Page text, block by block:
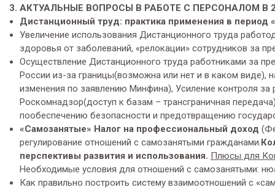
3. АКТУАЛЬНЫЕ ВОПРОСЫ В РАБОТЕ С ПЕРСОНАЛОМ В
Дистанционный труд: практика применения в период
Увеличение использования Дистанционного труда
здоровья от заболеваний, «релокации» сотрудников за
Осуществление Дистанционного труда работниками за
России из-за границы(возможна или нет и в каком
изменения по заявлению Минфина), Усиление контроля
Роскомнадзор(доступ к базам – трансграничная
пообеспечению безопасности и предотвращению
«Самозанятые» Налог на профессиональный доход
регулирование отношений с самозанятыми гражданами.
перспективы развития и использования. Плюсы для
Необходимые условия для отношений с самозанятыми:
Как правильно построить систему взаимоотношений с